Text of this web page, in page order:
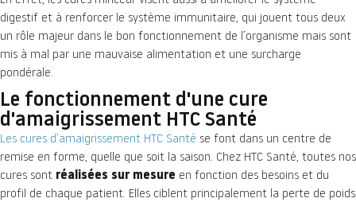
digestif et à renforcer le système immunitaire, qui jouent tous deux
un rôle majeur dans le bon fonctionnement de l’organisme mais sont
mis à mal par une mauvaise alimentation et une surcharge
pondérale.
Le fonctionnement d'une cure
d'amaigrissement HTC Santé
Les cures d’amaigrissement HTC Santé se font dans un centre de
remise en forme, quelle que soit la saison. Chez HTC Santé, toutes nos
cures sont réalisées sur mesure en fonction des besoins et du
profil de chaque patient. Elles ciblent principalement la perte de poids